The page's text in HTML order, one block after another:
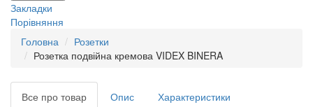
Закладки
Порівняння
Головна
Розетки
Розетка подвійна кремова VIDEX BINERA
Все про товар Опис Характеристики